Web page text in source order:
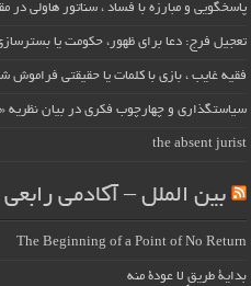
پاسخگویی و مبارزه با فساد ، سناتور هاولی در
تعجیل فرج: دعا برای ظهور، حکومت یا
فقیه غایب ، بازی با کلمات یا حقیقتی فراموش
سیاستگذاری و چهارچوب فکری در بیان نظریه
the absent jurist
بین الملل – آکادمی رابعی
The Beginning of a Point of No Return
بداية طريقٍ لا عودة منه